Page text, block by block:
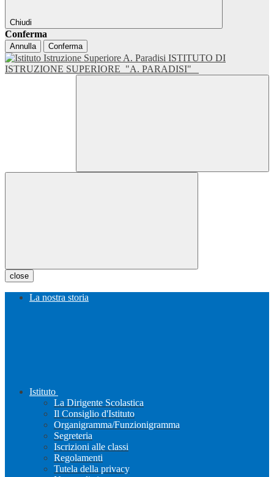
Chiudi
Conferma
Annulla Conferma
ISTITUTO DI
ISTRUZIONE SUPERIORE "A. PARADISI"
close
La nostra storia
Istituto
La Dirigente Scolastica
Il Consiglio d'Istituto
Organigramma/Funzionigramma
Segreteria
Iscrizioni alle classi
Regolamenti
Tutela della privacy